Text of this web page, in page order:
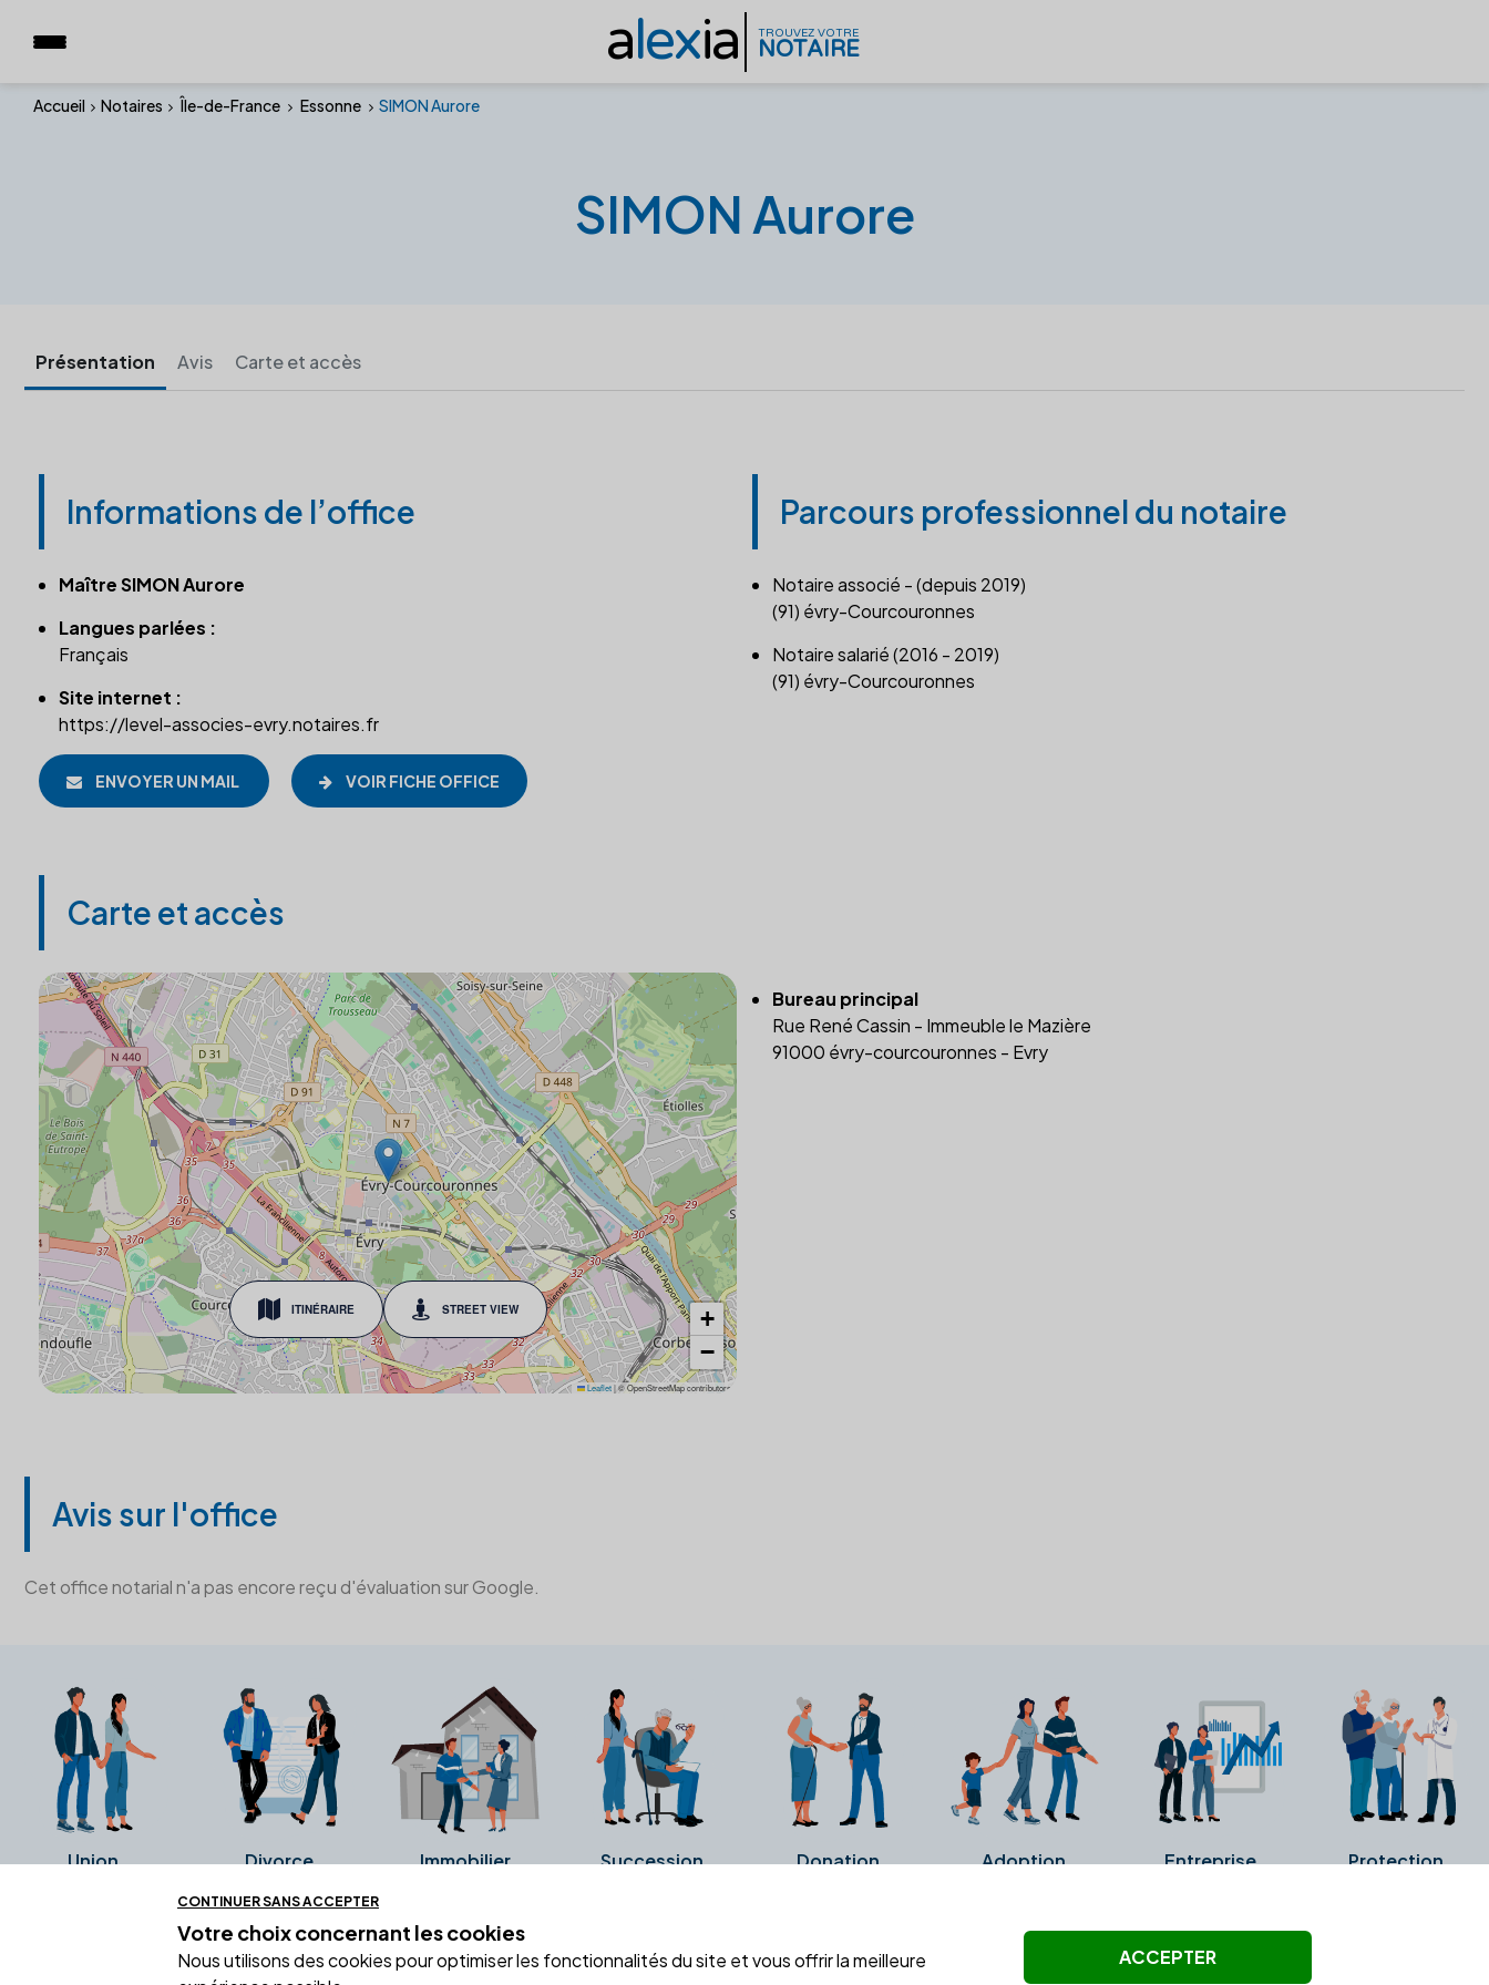
alexia TROUVEZ VOTRE
NOTAIRE
Accueil Notaires Île-de-France Essonne SIMON Aurore
SIMON Aurore
Présentation Avis Carte et accès
Informations de l’office
Maître SIMON Aurore
Langues parlées :
Français
Site internet :
https://level-associes-evry.notaires.fr
ENVOYER UN MAIL VOIR FICHE OFFICE
Parcours professionnel du notaire
Notaire associé - (depuis 2019)
(91) évry-Courcouronnes
Notaire salarié (2016 - 2019)
(91) évry-Courcouronnes
Carte et accès
ITINÉRAIRE STREET VIEW
+
−
Leaflet |© OpenStreetMap contributors
Bureau principal
Rue René Cassin - Immeuble le Mazière
91000 évry-courcouronnes - Evry
Avis sur l'office
Cet office notarial n'a pas encore reçu d'évaluation sur Google.
Union Divorce Immobilier Succession Donation Adoption Entreprise Protection
Ces avis proviennent directement de la fiche Google Business de l'office notarial. Ils n'ont ni été collectés ni été vérifiés par Alexia.fr.
CONTINUER SANS ACCEPTER
Votre choix concernant les cookies
Nous utilisons des cookies pour optimiser les fonctionnalités du site et vous offrir la meilleure
ACCEPTER